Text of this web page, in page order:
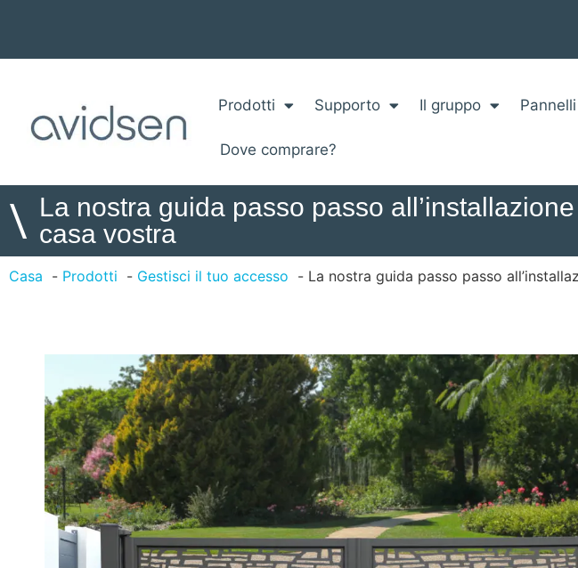
Prodotti Supporto Il gruppo
Dove comprare?
\ La nostra guida passo passo
casa vostra
Casa Prodotti Gestisci il tuo accesso La nostra guida passo passo